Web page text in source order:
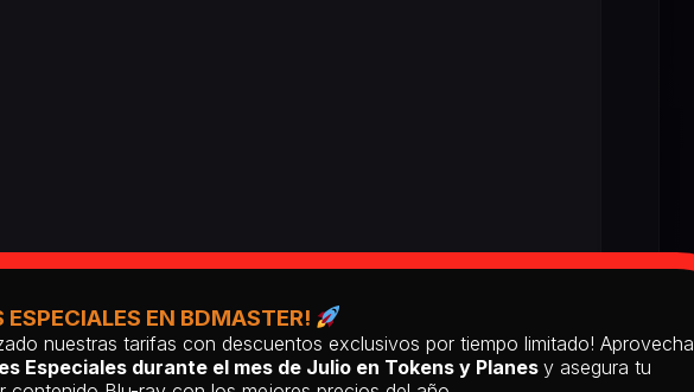
ESPECIALES EN BDMASTER!
nuestras tarifas con descuentos exclusivos por tiempo limitado! Aprovecha
Especiales durante el mes de Julio en Tokens y Planes y asegura tu